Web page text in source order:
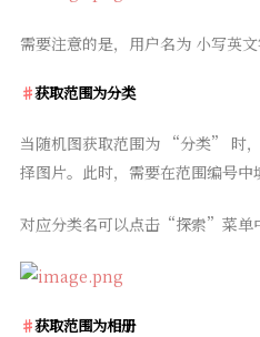
需要注意的是，用户名为 小写英
获取范围为分类
当随机图获取范围为 “分类” 时
择图片。此时，需要在范围编号中
对应分类名可以点击“探索”菜单
获取范围为相册